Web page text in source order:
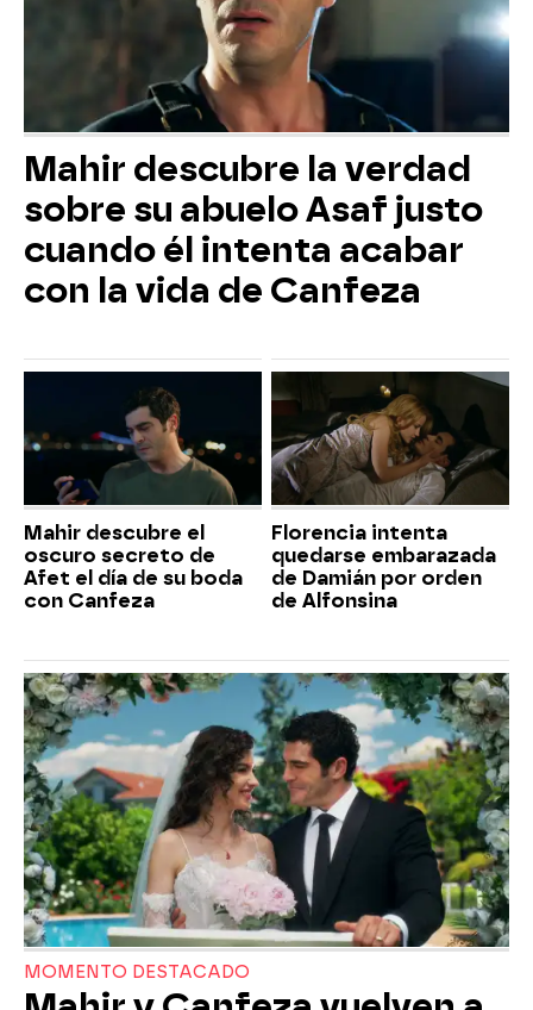
Mahir descubre la verdad
sobre su abuelo Asaf justo
cuando él intenta acabar
con la vida de Canfeza
Mahir descubre el
oscuro secreto de
Afet el día de su boda
con Canfeza
Florencia intenta
quedarse embarazada
de Damián por orden
de Alfonsina
MOMENTO DESTACADO